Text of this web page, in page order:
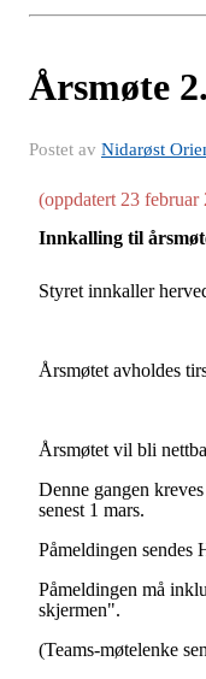
Årsmøte
Postet av Nidarøst
(oppdatert 23 februar
Innkalling til årsmøt
Styret innkaller herve
Årsmøtet avholdes
Årsmøtet vil bli
Denne gangen
senest 1 mars.
Påmeldingen sendes
Påmeldingen må
skjermen".
(Teams-møtelenke